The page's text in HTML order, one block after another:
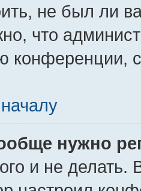
не был ли
что
конференции,
нужно
и не делать.